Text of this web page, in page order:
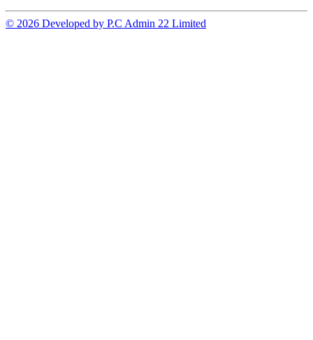
© 2026 Developed by P.C Admin 22 Limited